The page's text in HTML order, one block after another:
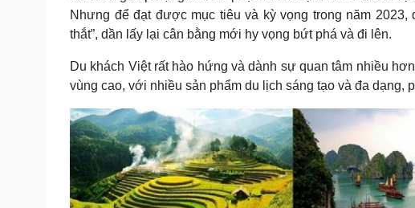
Sức khỏe
Dinh dưỡng - món ngon
Sản phụ khoa
Nhi khoa
Làm đẹp - giảm cân
Phòng mạch online
Ăn sạch sống khỏe
Đời sống
Nhà đẹp
Tình yêu - Gia đình
Văn
Âm
Di
Cải chính
Nhưng để đạt được mục tiêu và kỳ vọng trong năm
thắt”, dần lấy lại cân bằng mới hy vọng bứt phá và đi lên.
Du khách Việt rất hào hứng và dành sự quan tâm nhiều
vùng cao, với nhiều sản phẩm du lịch sáng tạo và đa dạng,